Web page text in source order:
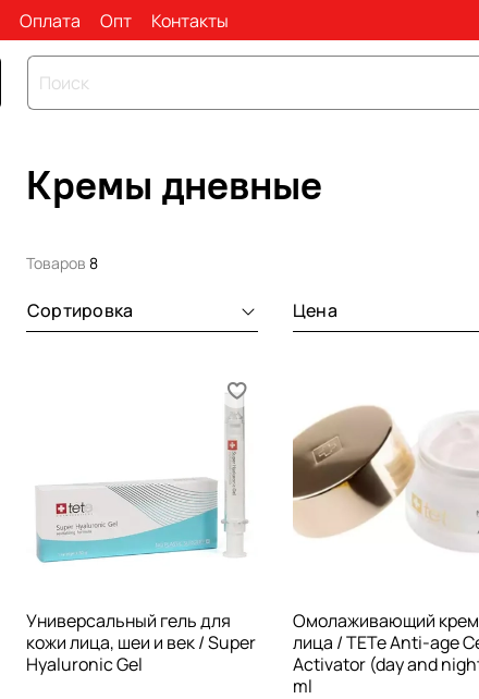
Оплата Опт Контакты
Кремы дневные
Товаров 8
Сортировка Цена
Универсальный гель для
кожи лица, шеи и век / Super
Hyaluronic Gel
Омолаживающий
лица / TETe Anti-age
Activator (day and
ml